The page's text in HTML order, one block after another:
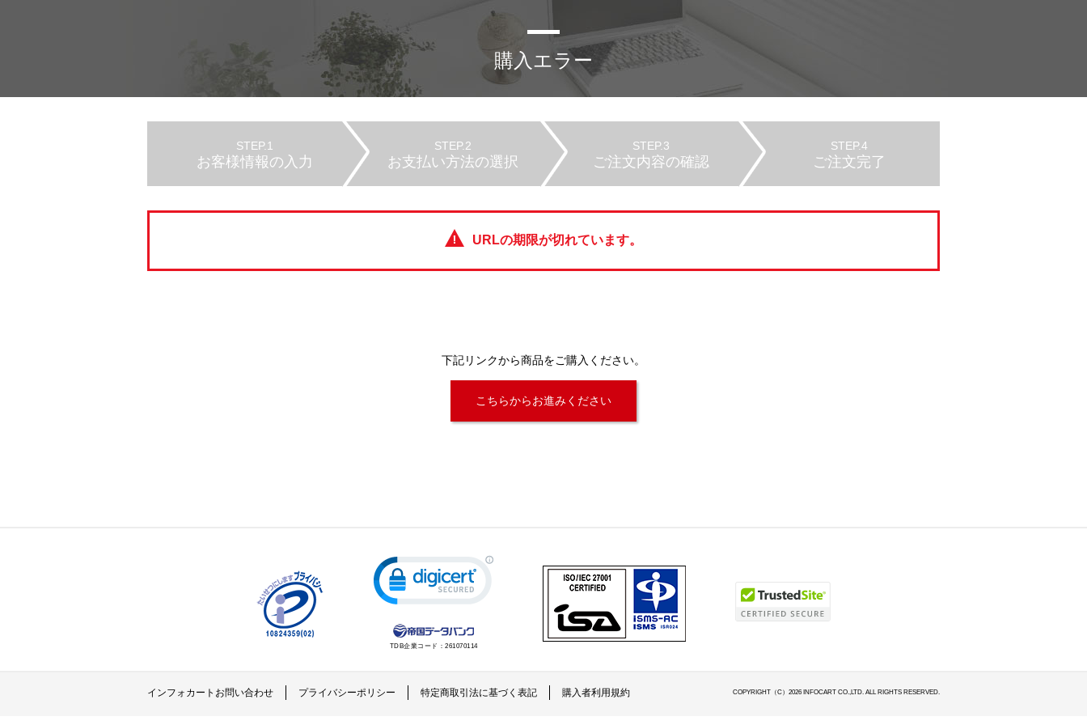
購入エラー
STEP.1
お客様情報の入力
STEP.2
お支払い方法の選択
STEP.3
ご注文内容の確認
STEP.4
ご注文完了
URLの期限が切れています。
下記リンクから商品をご購入ください。
こちらからお進みください
TDB企業コード： 261070114
インフォカートお問い合わせ プライバシーポリシー 特定商取引法に基づく表記 購入者利用規約 COPYRIGHT（C）2026 INFOCART CO.,LTD. ALL RIGHTS RESERVED.